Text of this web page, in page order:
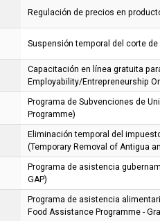
Regulación de precios en
Suspensión temporal del corte
Capacitación en línea gratuita
Employability/Entrepreneurship
Programa de Subvenciones de
Programme)
Eliminación temporal del
(Temporary Removal of Antigua
Programa de asistencia
GAP)
Programa de asistencia
Food Assistance Programme -